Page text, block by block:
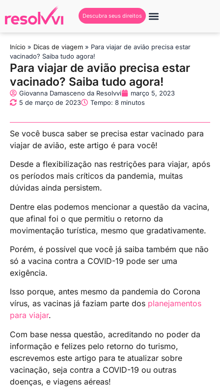
Descubra seus direitos
Início » Dicas de viagem » Para viajar de avião precisa estar
vacinado? Saiba tudo agora!
Para viajar de avião precisa estar
vacinado? Saiba tudo agora!
Giovanna Damasceno da Resolvvi
março 5, 2023
5 de março de 2023
Tempo: 8 minutos
Se você busca saber se precisa estar vacinado para
viajar de avião, este artigo é para você!
Desde a flexibilização nas restrições para viajar, após
os períodos mais críticos da pandemia, muitas
dúvidas ainda persistem.
Dentre elas podemos mencionar a questão da vacina,
que afinal foi o que permitiu o retorno da
movimentação turística, mesmo que gradativamente.
Porém, é possível que você já saiba também que não
só a vacina contra a COVID-19 pode ser uma
exigência.
Isso porque, antes mesmo da pandemia do Corona
vírus, as vacinas já faziam parte dos planejamentos
para viajar.
Com base nessa questão, acreditando no poder da
informação e felizes pelo retorno do turismo,
escrevemos este artigo para te atualizar sobre
vacinação, seja contra a COVID-19 ou outras
doenças, e viagens aéreas!